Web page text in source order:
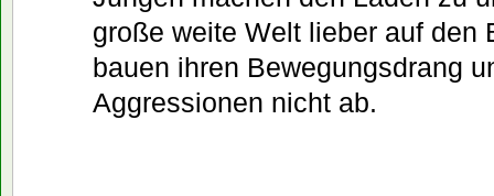
große weite Welt lieber auf den
bauen ihren Bewegungsdrang
Aggressionen nicht ab.